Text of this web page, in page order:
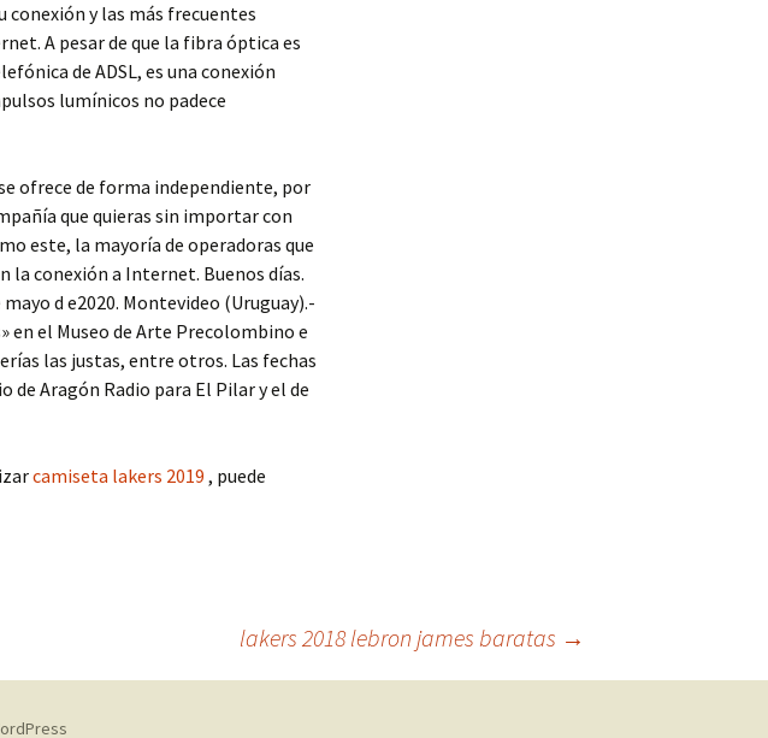
y las más frecuentes
A pesar de que la fibra óptica es
de ADSL, es una conexión
lumínicos no padece
ofrece de forma independiente, por
que quieras sin importar con
este, la mayoría de operadoras que
la conexión a Internet. Buenos días.
d e2020. Montevideo (Uruguay).-
en el Museo de Arte Precolombino e
las justas, entre otros. Las fechas
Aragón Radio para El Pilar y el de
camiseta lakers 2019 , puede
lakers 2018 lebron james baratas →